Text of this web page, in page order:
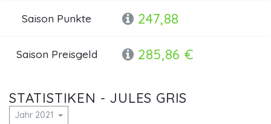
Saison Punkte 247,88
Saison Preisgeld 285,86 €
STATISTIKEN - JULES GRIS
Jahr 2021